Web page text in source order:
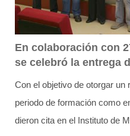
En colaboración con
se celebró la entrega
Con el objetivo de otorgar
periodo de formación como
dieron cita en el Instituto de